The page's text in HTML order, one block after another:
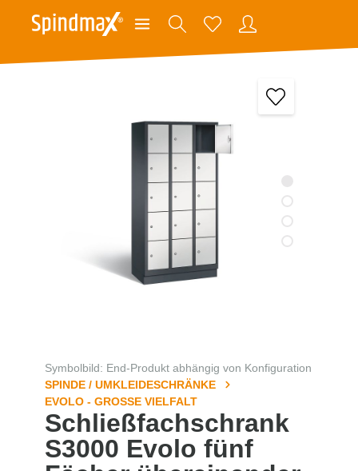
Symbolbild: End-Produkt abhängig von Konfiguration
SPINDE / UMKLEIDESCHRÄNKE
EVOLO - GROSSE VIELFALT
Schließfachschrank
S3000 Evolo fünf